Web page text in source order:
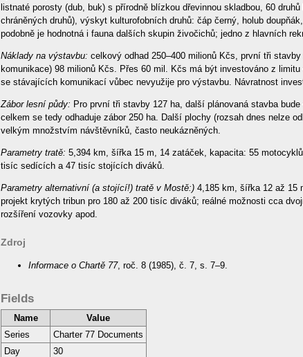
listnaté porosty (dub, buk) s přírodně blízkou dřevinnou skladbou, 60
chráněných druhů), výskyt kulturofobních druhů: čáp černý, holub
podobně je hodnotná i fauna dalších skupin živočichů; jedno z hlavních
Náklady na výstavbu: celkový odhad 250–400 milionů Kčs, první tři
komunikace) 98 milionů Kčs. Přes 60 mil. Kčs má být investováno z
se stávajících komunikací vůbec nevyužije pro výstavbu. Návratnost
Zábor lesní půdy: Pro první tři stavby 127 ha, další plánovaná stavba
celkem se tedy odhaduje zábor 250 ha. Další plochy (rozsah dnes nelze
velkým množstvím návštěvníků, často neukázněných.
Parametry tratě: 5,394 km, šířka 15 m, 14 zatáček, kapacita: 55
tisíc sedících a 47 tisíc stojících diváků.
Parametry alternativní (a stojící!) tratě v Mostě:) 4,185 km, šířka 12 až 15
projekt krytých tribun pro 180 až 200 tisíc diváků; reálné možnosti cca
rozšíření vozovky apod.
Zdroj
Informace o Chartě 77, roč. 8 (1985), č. 7, s. 7–9.
Fields
Name
Value
Series
Charter 77 Documents
Day
30